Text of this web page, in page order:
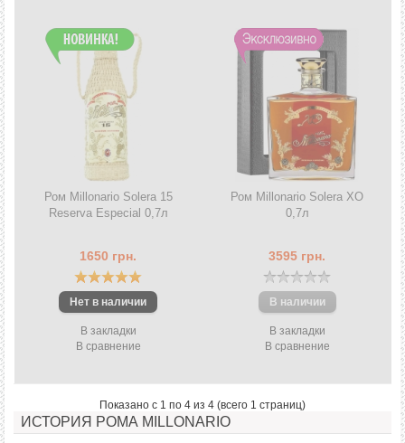
Ром Millonario Solera 15
Reserva Especial 0,7л
1650 грн.
В закладки
В сравнение
Ром Millonario Solera XO
0,7л
3595 грн.
В закладки
В сравнение
Показано с 1 по 4 из 4 (всего 1 страниц)
ИСТОРИЯ РОМА MILLONARIO